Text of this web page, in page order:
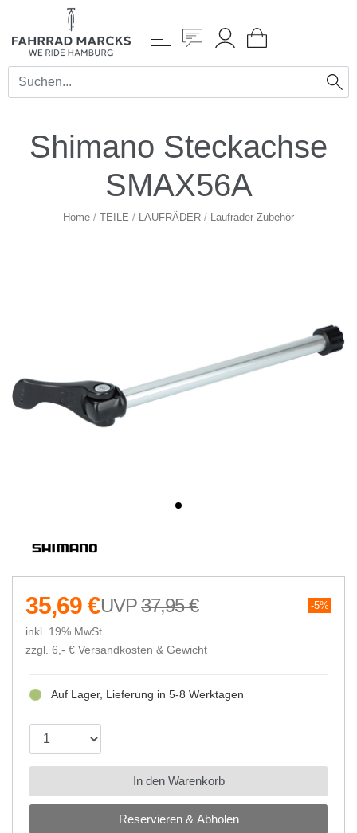
Shimano Steckachse
SMAX56A
Home / TEILE / LAUFRÄDER / Laufräder Zubehör
37,95 € 5%
35,69 €
inkl. 19% MwSt.
zzgl. 6,- € Versandkosten & Gewicht
Reservieren & Abholen
Auf Lager, Lieferung in 5-8 Werktagen
In den Warenkorb